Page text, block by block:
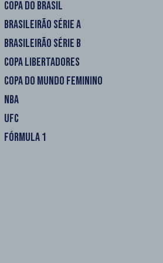
COPA DO BRASIL
BRASILEIRÃO SÉRIE A
BRASILEIRÃO SÉRIE B
COPA LIBERTADORES
COPA DO MUNDO FEMININO
NBA
UFC
FÓRMULA 1